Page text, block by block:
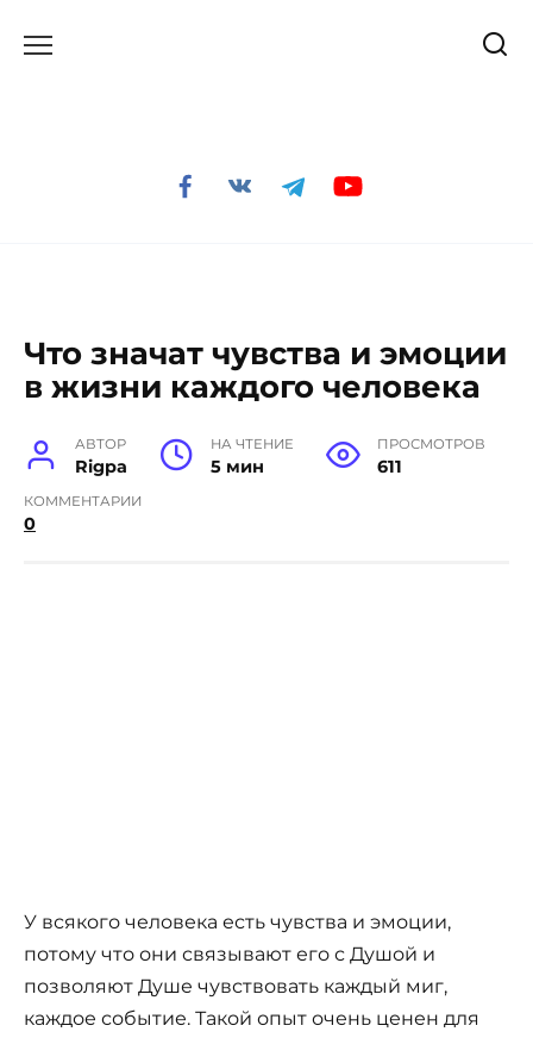
Что значат чувства и эмоции
в жизни каждого человека
АВТОР
Rigpa
НА ЧТЕНИЕ
5 мин
ПРОСМОТРОВ
611
КОММЕНТАРИИ
0
У всякого человека есть чувства и эмоции,
потому что они связывают его с Душой и
позволяют Душе чувствовать каждый миг,
каждое событие. Такой опыт очень ценен для